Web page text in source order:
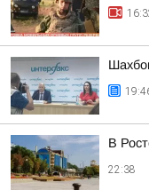
В
22:38